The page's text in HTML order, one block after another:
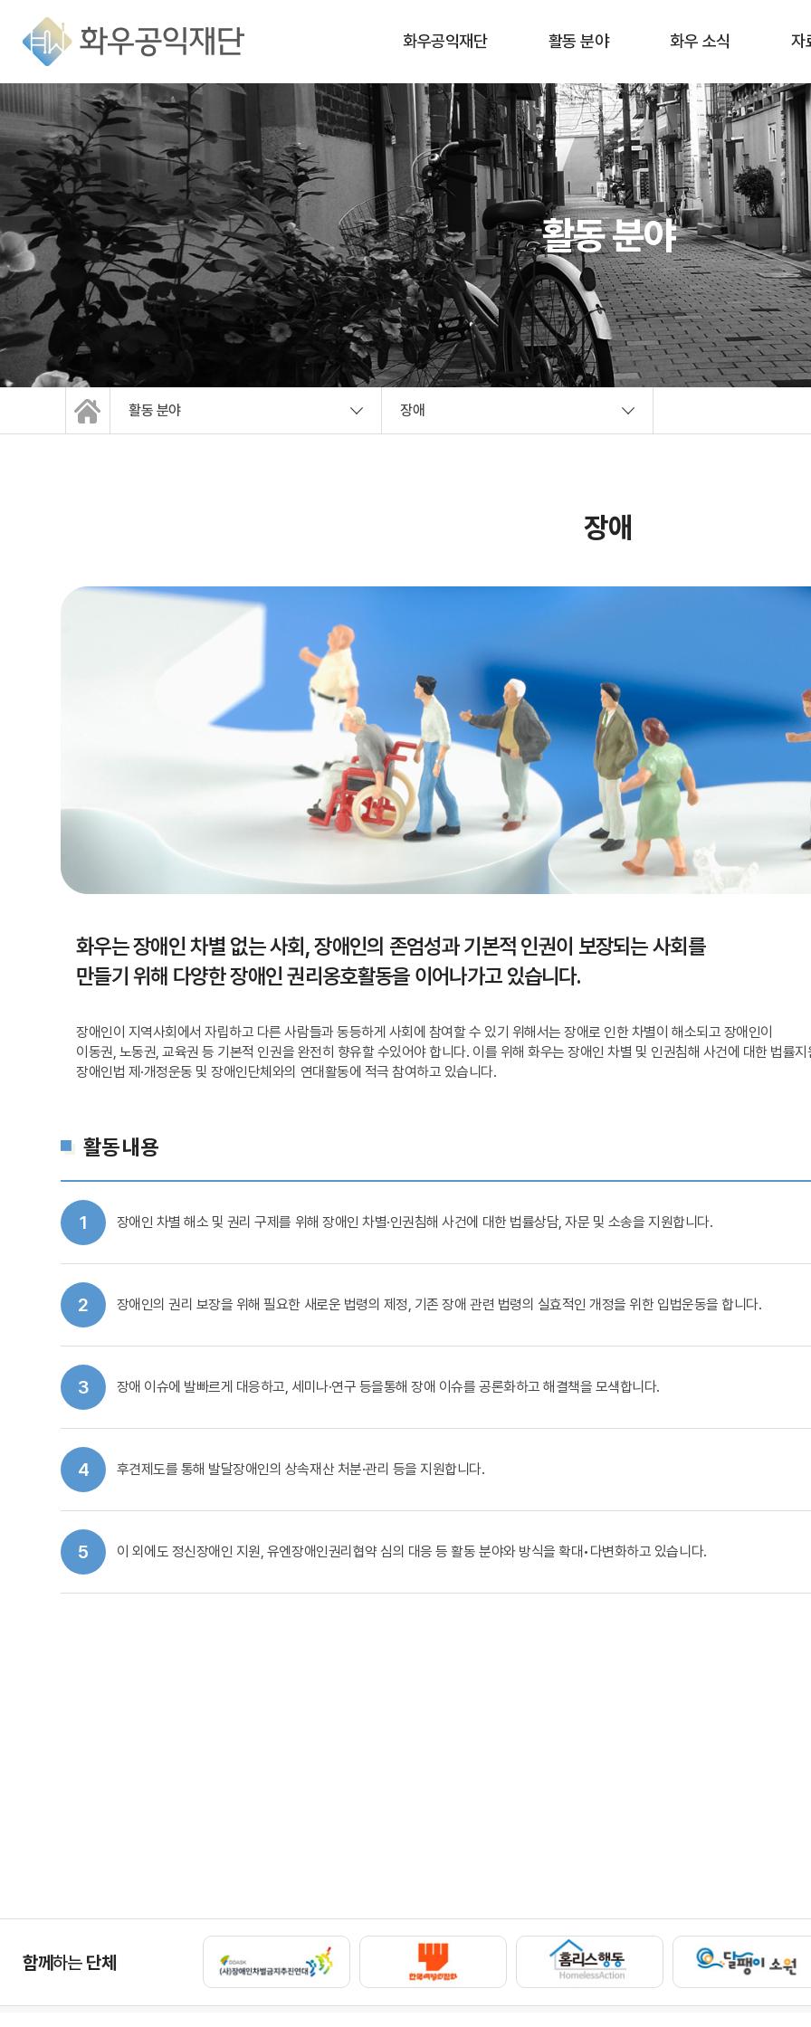
화우공익재단
재단 소개
구성원
연혁
오시는 길
활동 분야
홈리스
이주민 · 난민
장애
청소년 교육
학술 연구
환경 · 보건
젠더
한센 인권
화우 소식
공지사항
최근 활동
뉴스레터
언론보도
재정보고
자
공익
화우
학
기
활동 분야
활동 분야 장애
장애
화우는 장애인 차별 없는 사회, 장애인의 존엄성과 기본적 인권이 보장되는 사회를
만들기 위해 다양한 장애인 권리옹호활동을 이어나가고 있습니다.
장애인이 지역사회에서 자립하고 다른 사람들과 동등하게 사회에 참여할 수 있기 위해서는 장애로 인한 차별이 해소되고 장애인이
이동권, 노동권, 교육권 등 기본적 인권을 완전히 향유할 수있어야 합니다. 이를 위해 화우는 장애인 차별 및 인권침해 사건에 대한 법률지
장애인법 제·개정운동 및 장애인단체와의 연대활동에 적극 참여하고 있습니다.
활동 내용
1 장애인 차별 해소 및 권리 구제를 위해 장애인 차별·인권침해 사건에 대한 법률상담, 자문 및 소송을 지원합니다.
2 장애인의 권리 보장을 위해 필요한 새로운 법령의 제정, 기존 장애 관련 법령의 실효적인 개정을 위한 입법운동을 합니다.
3 장애 이슈에 발빠르게 대응하고, 세미나·연구 등을통해 장애 이슈를 공론화하고 해결책을 모색합니다.
4 후견제도를 통해 발달장애인의 상속재산 처분·관리 등을 지원합니다.
5 이 외에도 정신장애인 지원, 유엔장애인권리협약 심의 대응 등 활동 분야와 방식을 확대•다변화하고 있습니다.
함께하는 단체